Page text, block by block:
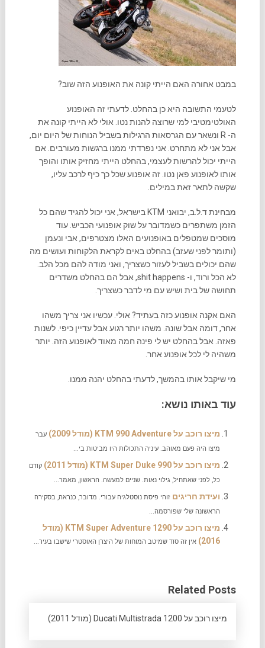
במבט אחורה האם הייתי קונה את האופנוע הזה שוב?
לטעמי התשובה היא כן בהחלט. לדעתי זה האופנוע
האולטימטיבי למי שרוצה להנות נטו. אולי לא הייתי קונה את
ה- R ונשאר עם הגרסאות הרגילות בשביל הנוחות של היום יום,
אבל אני לא מתחרט. אני נפרדתי ממנו ברגשות מעורבים. אם
הייתי יכול להרשות לעצמי, בהחלט הייתי מחזיק אותו והופך
אותו לאופנוע פאן נטו. זה אופנוע שכל כך כיף לרכב עליו,
שקשה לתאר זאת במילים.
מבחינת ד.ל.ב, יבואני KTM בישראל, אני יכול להגיד שהם כל
הזמן משתפרים כשמדובר על שוק אופנועי הכביש. עוד
מוסכים שמטפלים באופנועים האלו מצטרפים, אבי ונעמן
(ותומר לפני שעזב) בהחלט באים לקראת הלקוחות ועושים מה
שהם יכולים בשביל לעזור כשצריך, ואני מודה להם מכל הלב.
לא הכל ורוד, ו- shit happens, אבל הם בהחלט משדרים
תחושה של בית ושיש עם מי לדבר כשצריך.
האם אקנה אופנוע כזה בעתיד? אולי. עכשיו אני צריך משהו
אחר, דומה אבל שונה. משהו יותר רגוע אבל עדיין כיפי. לשנות
פאזה. אבל בהחלט יש לי פינה חמה מאוד לאופנוע הזה. יותר
משהיה לי לכל אופנוע אחר.
מי שיקבל אותו בהמשך, לדעתי בהחלט יהנה ממנו.
עוד באותו נושא:
מיצו רוכב על KTM 990 Adventure (מודל 2009)
עבר
מיצו היה פעם מאוהב. עיניה התכולות היו מביטות בי...
מיצו רוכב על KTM Super Duke 990 (מודל 2011)
קודם
כל, לפני שאתחיל, גילוי נאות. שניים למעשה. הראשון, מאמר...
ועידת חריגים זוהי פיסת נוסטלגיה עבורי. מדובר, כנראה, בסקירה
הראשונה שלי שפורסמה...
מיצו רוכב על KTM Super Adventure 1290 (מודל
2016)
אין זה סוד שמיטב המוחות של היצרן האוסטרי שישבו בעיר...
Related Posts
מיצו רוכב על Ducati Multistrada 1200 (מודל 2011)